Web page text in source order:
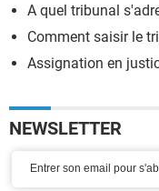
A quel tribunal
Comment saisir le
Assignation en
NEWSLETTER